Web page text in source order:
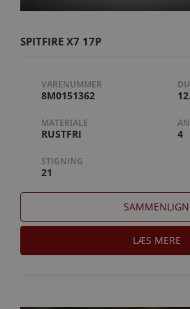
SPITFIRE X7 17P
VARENUMMER
8M0151362
MATERIALE
RUSTFRI 4
STIGNING
21
SAMMENLIGN
LÆS MERE